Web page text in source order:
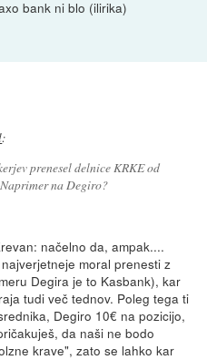
bank ni blo (ilirika)
:
prenesel delnice KRKE od
na Degiro?
načelno da, ampak....
moral prenesti z
Degira je to Kasbank), kar
tudi več tednov. Poleg tega ti
Degiro 10€ na pozicijo,
da naši ne bodo
krave", zato se lahko kar